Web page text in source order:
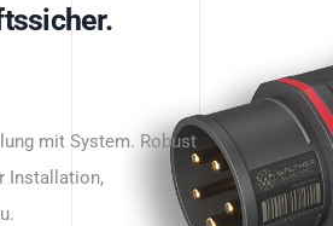
Stromverteilung
hier.
mit System. Robust
Installation,
geschützt und